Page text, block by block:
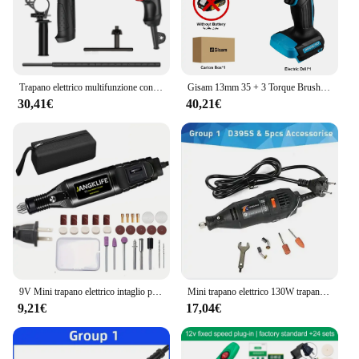
30,41€
Gisam 13mm 35 + 3 Torque Brushless trapano elettrico a percussione trapano a batteria cacciavite elettrico utensili elettrici per batteria Makita 18V
40,21€
9,21€
Mini trapano elettrico 130W trapano 30000rpm utensili rotanti a velocità variabile incisore elettrico per Dremel 4000 3000
17,04€